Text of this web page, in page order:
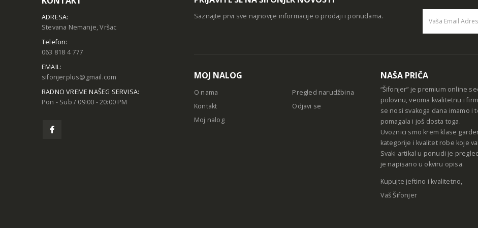
ADRESA:
Stevana Nemanje, Vršac
Telefon:
063 818 4 777
EMAIL:
sifonjerplus@gmail.com
RADNO VREME NAŠEG SERVISA:
Pon - Sub / 09:00 - 20:00 PM
Saznajte prvi sve najnovije informacije o prodaji i ponudama.
MOJ NALOG
O nama
Kontakt
Moj nalog
Pregled narudžbina
Odjavi se
NAŠA PRIČA
“Šifonjer” je premium online
polovnu, veoma kvalitetnu i
se nosi svakoga dana imamo
pomagala i još dosta toga.
Uvoznici smo krem klase
kategorije i kvalitet robe koje
Svaki artikal u ponudi je
je napisano u okviru opisa.
Kupujte jeftino i kvalitetno,
Vaš Šifonjer